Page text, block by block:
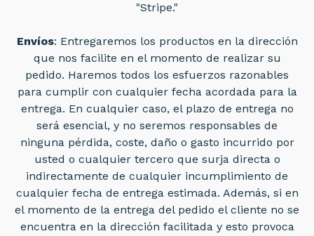
"Stripe."
Envíos: Entregaremos los productos en la dirección
que nos facilite en el momento de realizar su
pedido. Haremos todos los esfuerzos razonables
para cumplir con cualquier fecha acordada para la
entrega. En cualquier caso, el plazo de entrega no
será esencial, y no seremos responsables de
ninguna pérdida, coste, daño o gasto incurrido por
usted o cualquier tercero que surja directa o
indirectamente de cualquier incumplimiento de
cualquier fecha de entrega estimada. Además, si en
el momento de la entrega del pedido el cliente no se
encuentra en la dirección facilitada y esto provoca